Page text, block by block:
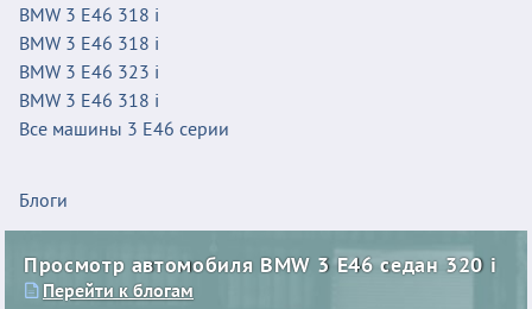
BMW 3 E46 318 i
BMW 3 E46 318 i
BMW 3 E46 323 i
BMW 3 E46 318 i
Все машины 3 E46 серии
Блоги
Просмотр автомобиля BMW 3 E46 седан 320 i
Перейти к блогам